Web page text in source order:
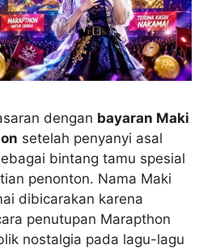
dengan bayaran Maki
setelah penyanyi asal
bintang tamu spesial
penonton. Nama Maki
dibicarakan karena
penutupan Marapthon
nostalgia pada lagu-lagu